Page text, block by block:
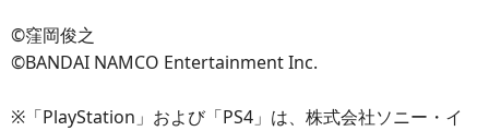
©窪岡俊之
©BANDAI NAMCO Entertainment Inc.
※「PlayStation」および「PS4」は、株式会社ソニー・イ